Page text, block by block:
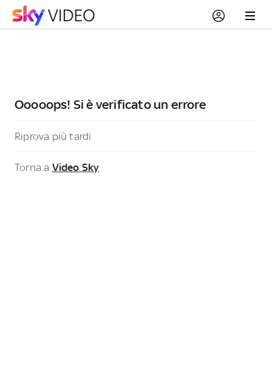
Ooooops! Si è verificato un errore
Riprova più tardi
Torna a Video Sky